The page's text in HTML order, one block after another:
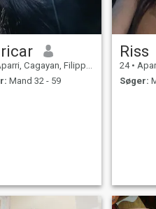
Cagayan, Filippinerne
Mand 32 - 59
Riss
24 •
Søger: